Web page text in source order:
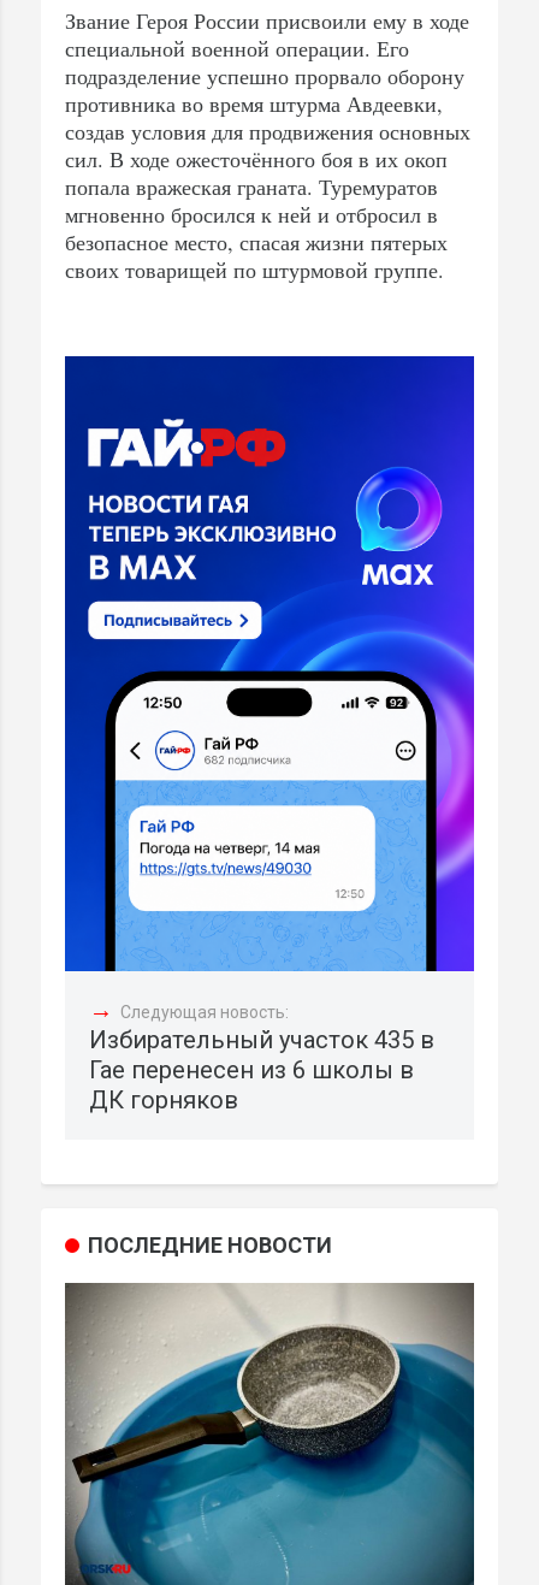
Звание Героя России присвоили ему в ходе
специальной военной операции. Его
подразделение успешно прорвало оборону
противника во время штурма Авдеевки,
создав условия для продвижения основных
сил. В ходе ожесточённого боя в их окоп
попала вражеская граната. Туремуратов
мгновенно бросился к ней и отбросил в
безопасное место, спасая жизни пятерых
своих товарищей по штурмовой группе.
→ Следующая новость:
Избирательный участок 435 в
Гае перенесен из 6 школы в
ДК горняков
ПОСЛЕДНИЕ НОВОСТИ